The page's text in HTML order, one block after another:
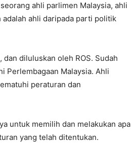
ahli parlimen Malaysia, ahli
adalah ahli daripada parti politik
diluluskan oleh ROS. Sudah
Perlembagaan Malaysia. Ahli
peraturan dan
untuk memilih dan melakukan apa
yang telah ditentukan.